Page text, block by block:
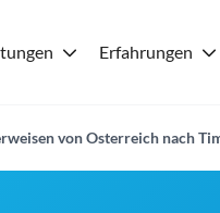
Erfahrungen
von Osterreich nach